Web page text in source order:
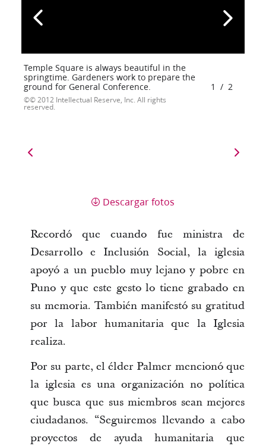
Temple Square is always beautiful in the
springtime. Gardeners work to prepare the
ground for General Conference.
© 2012 Intellectual Reserve, Inc. All rights
reserved.
1 / 2
Descargar fotos
Recordó que cuando fue ministra de
Desarrollo e Inclusión Social, la iglesia
apoyó a un pueblo muy lejano y pobre en
Puno y que este gesto lo tiene grabado en
su memoria. También manifestó su gratitud
por la labor humanitaria que la Iglesia
realiza.
Por su parte, el élder Palmer mencionó que
la iglesia es una organización no política
que busca que sus miembros sean mejores
ciudadanos. “Seguiremos llevando a cabo
proyectos de ayuda humanitaria que